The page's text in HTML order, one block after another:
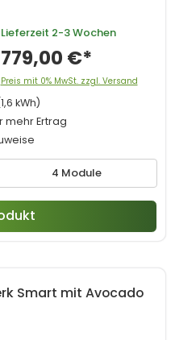
4 Module
Lieferzeit 2-3 Wochen
779,00 €*
Preis mit 0% MwSt. zzgl. Versand
kWh)
mehr Ertrag
Smart mit Avocado